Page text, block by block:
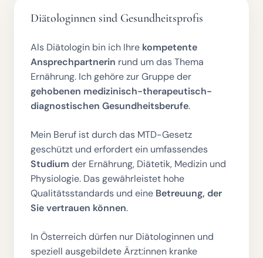
Diätologinnen sind Gesundheitsprofis
Als Diätologin bin ich Ihre kompetente
Ansprechpartnerin rund um das Thema
Ernährung. Ich gehöre zur Gruppe der
gehobenen medizinisch-therapeutisch-
diagnostischen Gesundheitsberufe.
Mein Beruf ist durch das MTD-Gesetz
geschützt und erfordert ein umfassendes
Studium der Ernährung, Diätetik, Medizin und
Physiologie. Das gewährleistet hohe
Qualitätsstandards und eine Betreuung, der
Sie vertrauen können.
In Österreich dürfen nur Diätologinnen und
speziell ausgebildete Ärzt:innen kranke